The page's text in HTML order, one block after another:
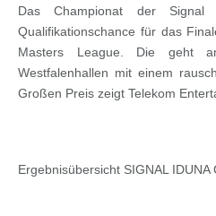
Das Championat der
Qualifikationschance für das
Masters League. Die geht
Westfalenhallen mit einem
Großen Preis zeigt Telekom
Ergebnisübersicht SIGNAL IDUNA